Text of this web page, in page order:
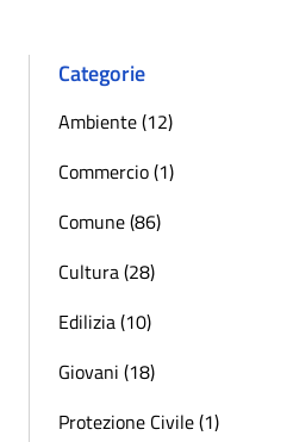
Categorie
Ambiente (12)
Commercio (1)
Comune (86)
Cultura (28)
Edilizia (10)
Giovani (18)
Protezione Civile (1)